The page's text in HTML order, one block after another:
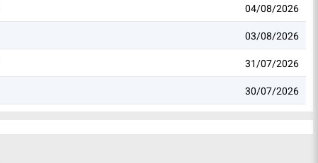
04/08/2026
03/08/2026
31/07/2026
30/07/2026